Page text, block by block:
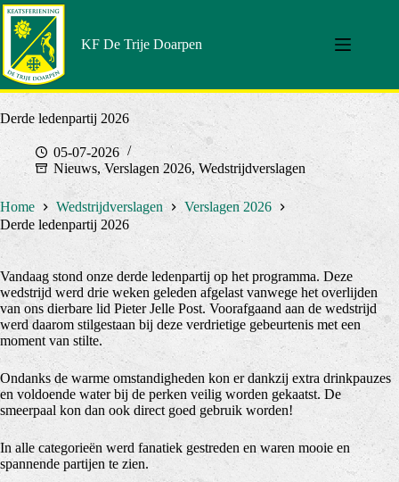
Doorgaan
naar
artikel
KF De Trije Doarpen
Derde ledenpartij 2026
05-07-2026
Nieuws,Verslagen 2026, Wedstrijdverslagen
Home Wedstrijdverslagen
Verslagen 2026
Derde ledenpartij 2026
Vandaag stond onze derde ledenpartij op het programma. Deze
wedstrijd werd drie weken geleden afgelast vanwege het overlijden
van ons dierbare lid Pieter Jelle Post. Voorafgaand aan de wedstrijd
werd daarom stilgestaan bij deze verdrietige gebeurtenis met een
moment van stilte.
Ondanks de warme omstandigheden kon er dankzij extra drinkpauzes
en voldoende water bij de perken veilig worden gekaatst. De
smeerpaal kon dan ook direct goed gebruik worden!
In alle categorieën werd fanatiek gestreden en waren mooie en
spannende partijen te zien.